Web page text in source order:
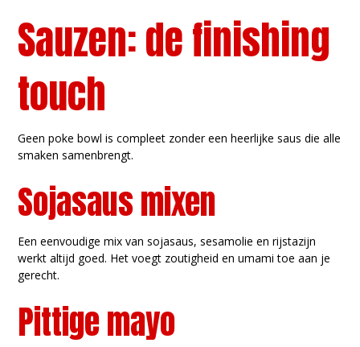
Sauzen: de finishing
touch
Geen poke bowl is compleet zonder een heerlijke saus die alle
smaken samenbrengt.
Sojasaus mixen
Een eenvoudige mix van sojasaus, sesamolie en rijstazijn
werkt altijd goed. Het voegt zoutigheid en umami toe aan je
gerecht.
Pittige mayo